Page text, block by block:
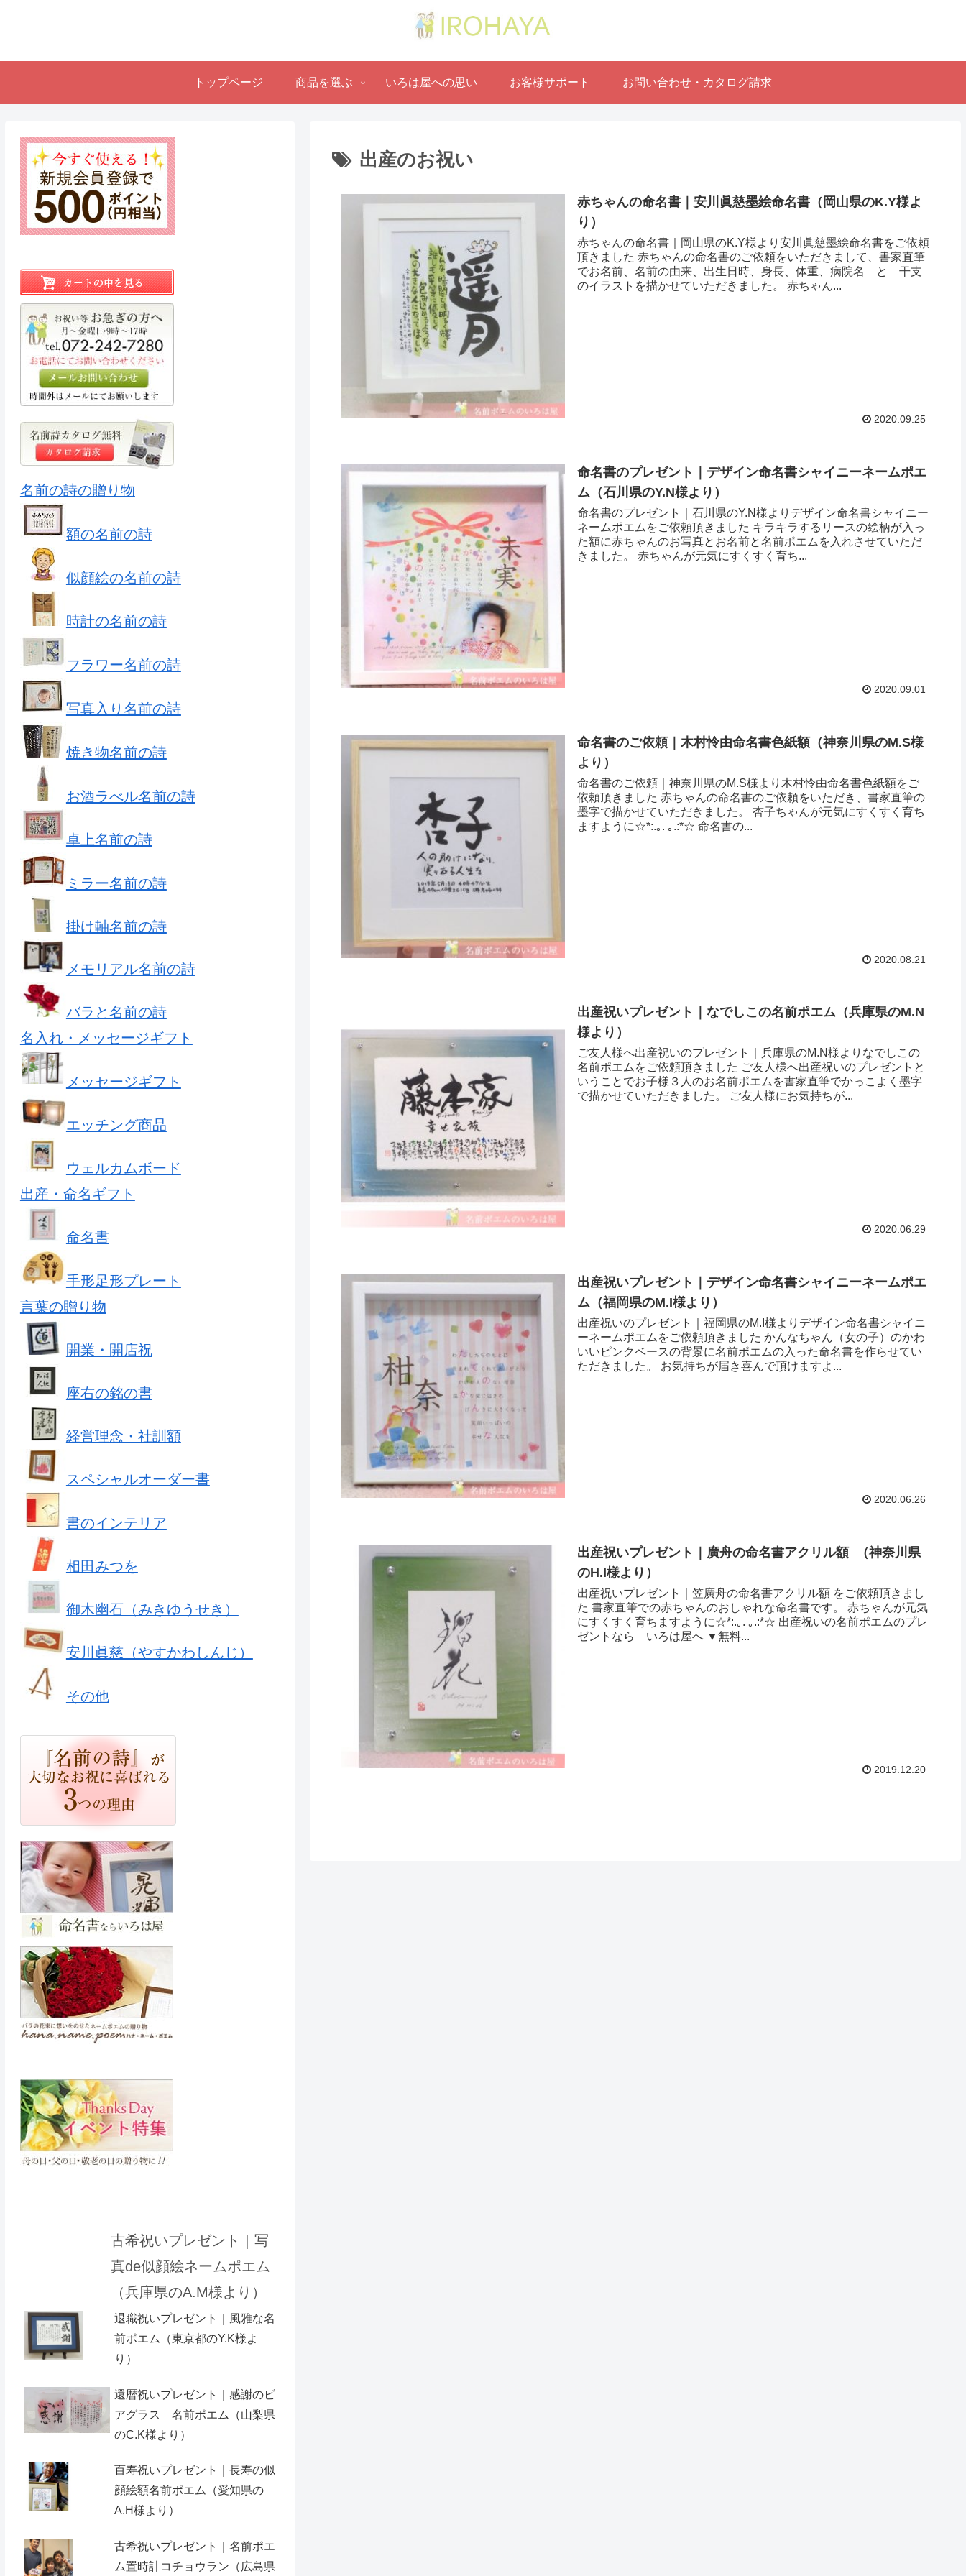
トップページ 商品を選ぶ いろは屋への思い お客様サポート お問い合わせ・カタログ請求
出産のお祝い
赤ちゃんの命名書｜安川眞慈墨絵命名書（岡山県のK.Y様よ
り ）
赤ちゃんの命名書｜岡山県のK.Y様より安川眞慈墨絵命名書をご依頼
頂きました 赤ちゃんの命名書のご依頼をいただきまして、書家直筆
でお名前、名前の由来、出生日時、身長、体重、病院名 と 干支
のイラストを描かせていただきました。 赤ちゃん...
2020.09.25
命名書のプレゼント｜デザイン命名書シャイニーネームポエ
ム（石川県のY.N様より）
命名書のプレゼント｜石川県のY.N様よりデザイン命名書シャイニー
ネームポエムをご依頼頂きました キラキラするリースの絵柄が入っ
た額に赤ちゃんのお写真とお名前と名前ポエムを入れさせていただ
きました。 赤ちゃんが元気にすくすく育ち...
2020.09.01
命名書のご依頼｜木村怜由命名書色紙額（神奈川県のM.S様
より ）
命名書のご依頼｜神奈川県のM.S様より木村怜由命名書色紙額をご
依頼頂きました 赤ちゃんの命名書のご依頼をいただき、書家直筆の
墨字で描かせていただきました。 杏子ちゃんが元気にすくすく育ち
ますように☆*:.｡. ｡.:*☆ 命名書の...
2020.08.21
出産祝いプレゼント｜なでしこの名前ポエム（兵庫県のM.N
様より ）
ご友人様へ出産祝いのプレゼント｜兵庫県のM.N様よりなでしこの
名前ポエムをご依頼頂きました ご友人様へ出産祝いのプレゼントと
いうことでお子様３人のお名前ポエムを書家直筆でかっこよく墨字
で描かせていただきました。 ご友人様にお気持ちが...
2020.06.29
出産祝いプレゼント｜デザイン命名書シャイニーネームポエ
ム（福岡県のM.I様より ）
出産祝いのプレゼント｜福岡県のM.I様よりデザイン命名書シャイニ
ーネームポエムをご依頼頂きました かんなちゃん（女の子）のかわ
いいピンクベースの背景に名前ポエムの入った命名書を作らせてい
ただきました。 お気持ちが届き喜んで頂けますよ...
2020.06.26
出産祝いプレゼント｜ 廣舟の命名書アクリル額 （神奈川県
のH.I様より ）
出産祝いプレゼント｜笠廣舟の命名書アクリル額 をご依頼頂きまし
た 書家直筆での赤ちゃんのおしゃれな命名書です。 赤ちゃんが元気
にすくすく育ちますように☆*:.｡. ｡.:*☆ 出産祝いの名前ポエムのプレ
ゼントなら いろは屋へ ▼無料...
2019.12.20
名前の詩の贈り物
額の名前の詩
似顔絵の名前の詩
時計の名前の詩
フラワー名前の詩
写真入り名前の詩
焼き物名前の詩
お酒ラべル名前の詩
卓上名前の詩
ミラー名前の詩
掛け軸名前の詩
メモリアル名前の詩
バラと名前の詩
名入れ・メッセージギフト
メッセージギフト
エッチング商品
ウェルカムボード
出産・命名ギフト
命名書
手形足形プレート
言葉の贈り物
開業・開店祝
座右の銘の書
経営理念・社訓額
スペシャルオーダー書
書のインテリア
相田みつを
御木幽石（みきゆうせき）
安川眞慈（やすかわしんじ）
その他
古希祝いプレゼント｜写
真de似顔絵ネームポエム
（兵庫県のA.M様より）
退職祝いプレゼント｜風雅な名
前ポエム（東京都のY.K様よ
り）
還暦祝いプレゼント｜感謝のビ
アグラス 名前ポエム（山梨県
のC.K様より）
百寿祝いプレゼント｜長寿の似
顔絵額名前ポエム（愛知県の
A.H様より ）
古希祝いプレゼント｜名前ポエ
ム置時計コチョウラン（広島県